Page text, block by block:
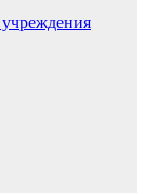
учреждения